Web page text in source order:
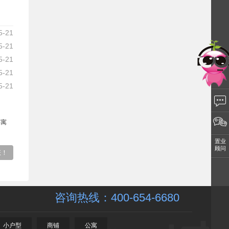
21
21
21
21
21
置业
顾问
咨询热线： 400-654-6680
小户型 商铺 公寓